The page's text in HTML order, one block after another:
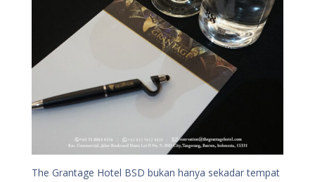
The Grantage Hotel BSD bukan hanya sekadar tempat